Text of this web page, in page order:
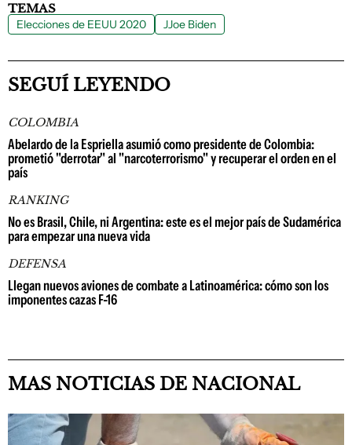
TEMAS
Elecciones de EEUU 2020 JJoe Biden
SEGUÍ LEYENDO
COLOMBIA
Abelardo de la Espriella asumió como presidente de Colombia:
prometió "derrotar" al "narcoterrorismo" y recuperar el orden en el
país
RANKING
No es Brasil, Chile, ni Argentina: este es el mejor país de Sudamérica
para empezar una nueva vida
DEFENSA
Llegan nuevos aviones de combate a Latinoamérica: cómo son los
imponentes cazas F-16
MAS NOTICIAS DE NACIONAL